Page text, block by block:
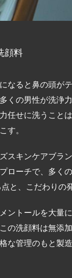
顔料
なると鼻の頭が
くの男性が洗浄
任せに洗うこと
す。
スキンケアブラ
ーチで、多く
と、こだわりの
ントールを大量
の洗顔料は無添
な管理のもと製